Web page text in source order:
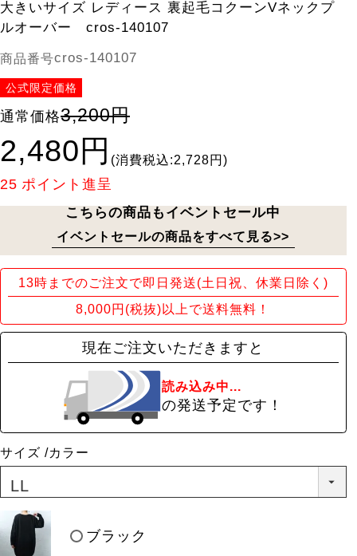
大きいサイズ レディース 裏起毛コクーンVネックプ
ルオーバー cros-140107
商品番号cros-140107
公式限定価格
通常価格3,200円
2,480円 (消費税込:2,728円)
25 ポイント進呈
こちらの商品もイベントセール中
イベントセールの商品をすべて見る>>
13時までのご注文で即日発送(土日祝、休業日除く)
8,000円(税抜)以上で送料無料！
現在ご注文いただきますと
読み込み中...
の発送予定です！
サイズ カラー
ブラック